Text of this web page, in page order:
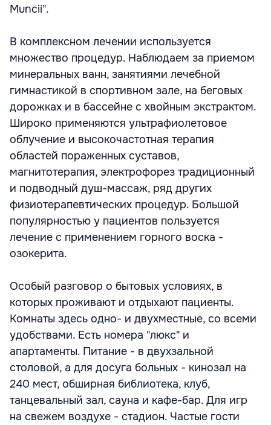
Muncii".
В комплексном лечении используется
множество процедур. Наблюдаем за приемом
минеральных ванн, занятиями лечебной
гимнастикой в спортивном зале, на беговых
дорожках и в бассейне с хвойным экстрактом.
Широко применяются ультрафиолетовое
облучение и высокочастотная терапия
областей пораженных суставов,
магнитотерапия, электрофорез традиционный
и подводный душ-массаж, ряд других
физиотерапевтических процедур. Большой
популярностью у пациентов пользуется
лечение с применением горного воска -
озокерита.
Особый разговор о бытовых условиях, в
которых проживают и отдыхают пациенты.
Комнаты здесь одно- и двухместные, со всеми
удобствами. Есть номера "люкс" и
апартаменты. Питание - в двухзальной
столовой, а для досуга больных - кинозал на
240 мест, обширная библиотека, клуб,
танцевальный зал, сауна и кафе-бар. Для игр
на свежем воздухе - стадион. Частые гости